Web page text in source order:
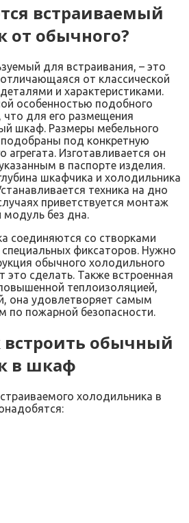
встраиваемый
от обычного?
для встраивания, – это
от классической
и характеристиками.
особенностью подобного
что для его размещения
шкаф. Размеры мебельного
под конкретную
Изготавливается он
в паспорте изделия.
шкафчика и холодильника
техника на дно
приветствуется монтаж
без дна.
соединяются со створками
фиксаторов. Нужно
обычного холодильного
это сделать. Также встроенная
теплоизоляцией,
она удовлетворяет самым
по пожарной безопасности.
встроить обычный
в шкаф
холодильника в